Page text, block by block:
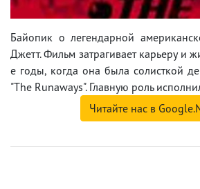
Байопик о легендарной
Джетт. Фильм затрагивает карьеру и
е годы, когда она была солисткой
"The Runaways". Главную роль
Читайте нас в